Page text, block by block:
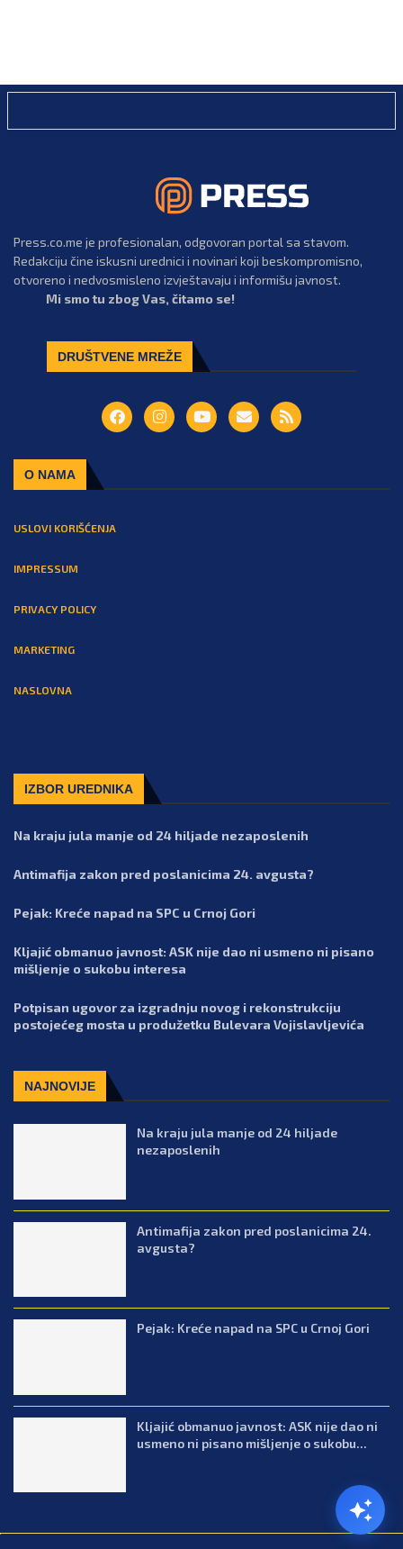
Press.co.me je profesionalan, odgovoran portal sa stavom.
Redakciju čine iskusni urednici i novinari koji beskompromisno,
otvoreno i nedvosmisleno izvještavaju i informišu javnost.
Mi smo tu zbog Vas, čitamo se!
DRUŠTVENE MREŽE
O NAMA
USLOVI KORIŠĆENJA
IMPRESSUM
PRIVACY POLICY
MARKETING
NASLOVNA
IZBOR UREDNIKA
Na kraju jula manje od 24 hiljade nezaposlenih
Antimafija zakon pred poslanicima 24. avgusta?
Pejak: Kreće napad na SPC u Crnoj Gori
Kljajić obmanuo javnost: ASK nije dao ni usmeno ni pisano
mišljenje o sukobu interesa
Potpisan ugovor za izgradnju novog i rekonstrukciju
postojećeg mosta u produžetku Bulevara Vojislavljevića
NAJNOVIJE
Na kraju jula manje od 24 hiljade
nezaposlenih
Antimafija zakon pred poslanicima 24.
avgusta?
Pejak: Kreće napad na SPC u Crnoj Gori
Kljajić obmanuo javnost: ASK nije dao ni
usmeno ni pisano mišljenje o sukobu...